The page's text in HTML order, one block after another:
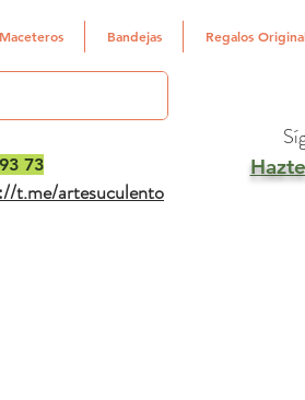
Bandejas Regalos
73
t.me/artesuculento